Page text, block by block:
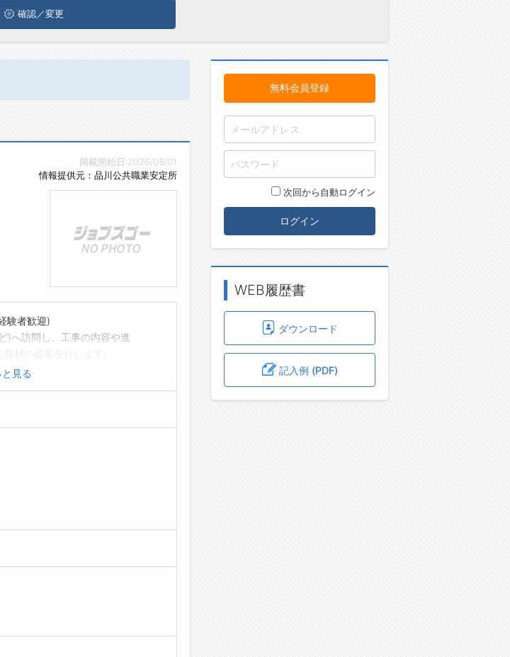
確認／変更
掲載開始日:2026/08/01
情報提供元：品川公共職業安定所
験者歓迎)
)へ訪問し、工事の内容や進
で、ご安心ください。
と見る
無料会員登録
次回から自動ログイン
ログイン
WEB履歴書
ダウンロード
記入例 (PDF)